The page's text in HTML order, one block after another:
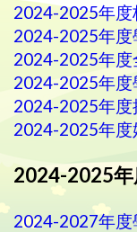
2024-2025年度
2024-2025年
2024-2025年度
2024-2025年度
2024-2025年
2024-2025年
2024-2025
2024-2027年度